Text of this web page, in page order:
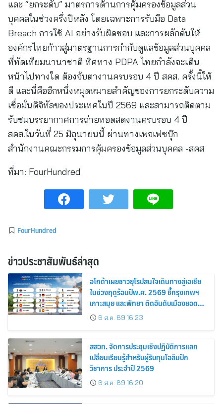
และ “ยกระดับ” มาตรการด้านการคุ้มครองข้อมูลส่วน
บุคคลในช่วงครึ่งปีหลัง โดยเฉพาะการรับมือ Data
Breach การใช้ AI อย่างรับผิดชอบ และการผลักดันให้
องค์กรไทยก้าวสู่มาตรฐานการกำกับดูแลข้อมูลส่วนบุคคล
ที่ทัดเทียมนานาชาติ ทิศทาง PDPA ไทยกำลังจะเดิน
หน้าไปทางใด ต้องจับตางานครบรอบ 4 ปี สคส. ครั้งนี้ให้
ดี และนี่คืออีกหนึ่งหมุดหมายสำคัญของการยกระดับความ
เชื่อมั่นดิจิทัลของประเทศในปี 2569 และสามารถติดตาม
รับชมบรรยากาศการถ่ายทอดสดงานครบรอบ 4 ปี
สคส.ในวันที่ 25 มิถุนายนนี้ ผ่านทางเพจเฟซบุ๊ก
สำนักงานคณะกรรมการคุ้มครองข้อมูลส่วนบุคคล -สคส
ที่มา: FourHundred
FourHundred
ข่าวประชาสัมพันธ์ล่าสุด
อโกด้าเผยชาวยุโรปสนใจเดินทางสู่เอเชีย
ในช่วงฤดูร้อนปีพ.ศ. 2569 ชี้กรุงเทพฯ
เกาะสมุย และพัทยา ติดอันดับเมืองยอด
นิยม6 ส.ค. 69 16:23
สสวท. จัดการประชุมเชิงปฏิบัติการแลก
เปลี่ยนเรียนรู้สำหรับผู้รับทุนโอลิมปิก
วิชาการ ประจำปี 2569
6 ส.ค. 69 16:20